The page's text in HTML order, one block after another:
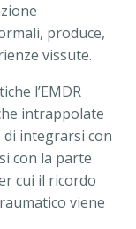
produce,
vissute.
l’EMDR
intrappolate
integrarsi con
con la parte
cui il ricordo
viene